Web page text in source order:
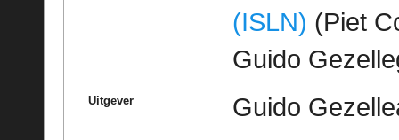
(ISLN) (Piet
Guido
Uitgever Guido